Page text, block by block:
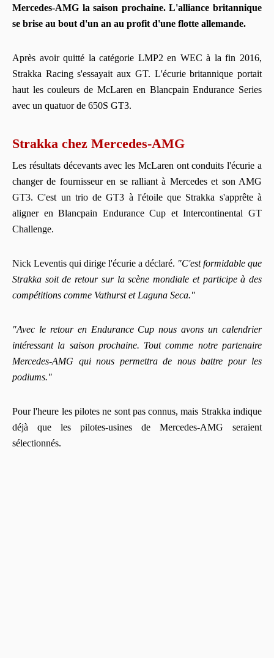
Mercedes-AMG la saison prochaine. L'alliance britannique
se brise au bout d'un an au profit d'une flotte allemande.
Après avoir quitté la catégorie LMP2 en WEC à la fin 2016,
Strakka Racing s'essayait aux GT. L'écurie britannique portait
haut les couleurs de McLaren en Blancpain Endurance Series
avec un quatuor de 650S GT3.
Strakka chez Mercedes-AMG
Les résultats décevants avec les McLaren ont conduits l'écurie a
changer de fournisseur en se ralliant à Mercedes et son AMG
GT3. C'est un trio de GT3 à l'étoile que Strakka s'apprête à
aligner en Blancpain Endurance Cup et Intercontinental GT
Challenge.
Nick Leventis qui dirige l'écurie a déclaré. "C'est formidable que
Strakka soit de retour sur la scène mondiale et participe à des
compétitions comme Vathurst et Laguna Seca."
"Avec le retour en Endurance Cup nous avons un calendrier
intéressant la saison prochaine. Tout comme notre partenaire
Mercedes-AMG qui nous permettra de nous battre pour les
podiums."
Pour l'heure les pilotes ne sont pas connus, mais Strakka indique
déjà que les pilotes-usines de Mercedes-AMG seraient
sélectionnés.